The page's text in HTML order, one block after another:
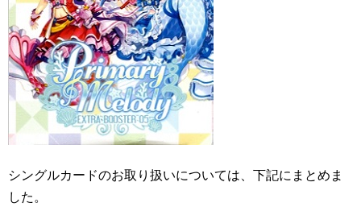
シングルカードのお取り扱いについては、下記にまとめま
した。